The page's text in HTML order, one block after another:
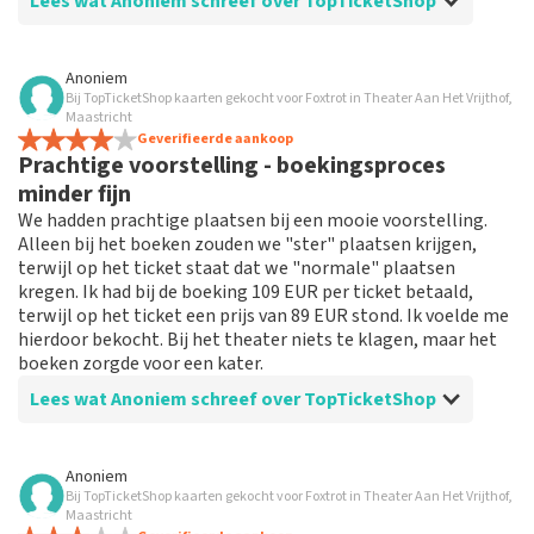
Beoordeling van Anoniem over
Geen
Dat is goed geregeld door de top ticket shop voor de
voorstelling.
Anoniem
Bij TopTicketShop kaarten gekocht voor Foxtrot in Theater Aan Het Vrijthof,
Maastricht
Geverifieerde aankoop
Prachtige voorstelling - boekingsproces
minder fijn
We hadden prachtige plaatsen bij een mooie voorstelling.
Alleen bij het boeken zouden we "ster" plaatsen krijgen,
terwijl op het ticket staat dat we "normale" plaatsen
kregen. Ik had bij de boeking 109 EUR per ticket betaald,
terwijl op het ticket een prijs van 89 EUR stond. Ik voelde me
hierdoor bekocht. Bij het theater niets te klagen, maar het
boeken zorgde voor een kater.
Lees wat Anoniem schreef over TopTicketShop
Beoordeling van Anoniem over
Boekingsproces niet zo heel fijn
Anoniem
Bij TopTicketShop kaarten gekocht voor Foxtrot in Theater Aan Het Vrijthof,
Maastricht